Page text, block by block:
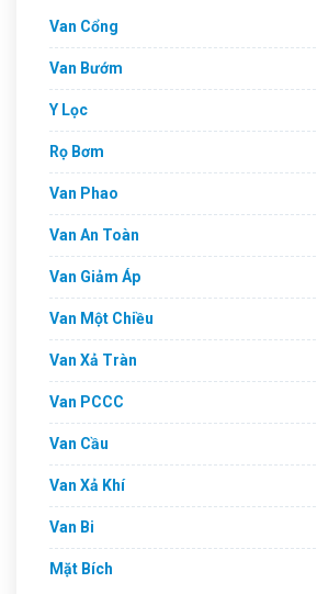
Van Cổng
Van Bướm
Y Lọc
Rọ Bơm
Van Phao
Van An Toàn
Van Giảm Áp
Van Một Chiều
Van Xả Tràn
Van PCCC
Van Cầu
Van Xả Khí
Van Bi
Mặt Bích